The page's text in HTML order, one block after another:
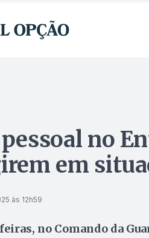
no
em
às 12h59
no Comando da